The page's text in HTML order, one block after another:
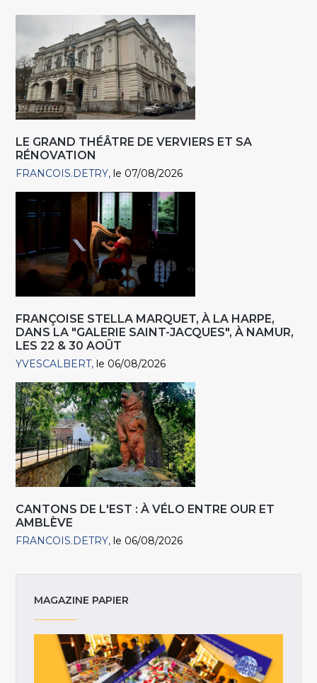
LE GRAND THÉÂTRE DE VERVIERS ET SA
RÉNOVATION
FRANCOIS.DETRY le 07/08/2026
FRANÇOISE STELLA MARQUET, À LA HARPE,
DANS LA "GALERIE SAINT-JACQUES", À NAMUR,
LES 22 & 30 AOÛT
YVESCALBERT le 06/08/2026
CANTONS DE L'EST : À VÉLO ENTRE OUR ET
AMBLÈVE
FRANCOIS.DETRY le 06/08/2026
MAGAZINE PAPIER